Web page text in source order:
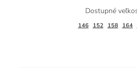
146 152 158 164